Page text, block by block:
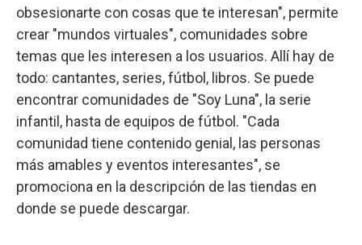
obsesionarte con cosas que te interesan", permite
crear "mundos virtuales", comunidades sobre
temas que les interesen a los usuarios. Allí hay de
todo: cantantes, series, fútbol, libros. Se puede
encontrar comunidades de "Soy Luna", la serie
infantil, hasta de equipos de fútbol. "Cada
comunidad tiene contenido genial, las personas
más amables y eventos interesantes", se
promociona en la descripción de las tiendas en
donde se puede descargar.